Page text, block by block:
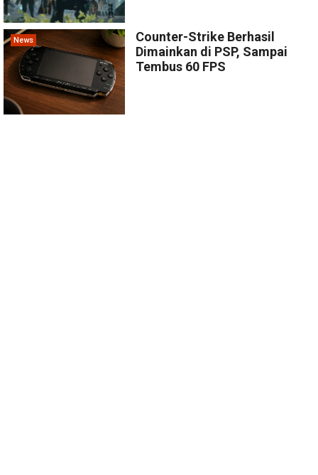
News
Counter-Strike Berhasil
Dimainkan di PSP, Sampai
Tembus 60 FPS